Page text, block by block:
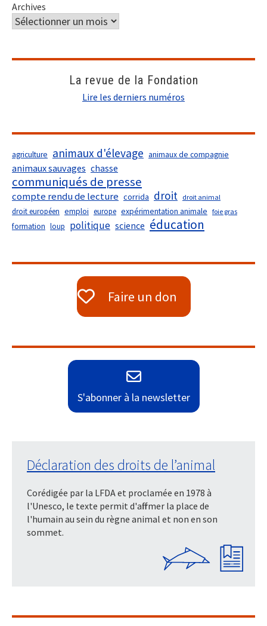
Archives
La revue de la Fondation
Lire les derniers numéros
agriculture animaux d'élevage animaux de compagnie
animaux sauvages chasse
communiqués de presse
compte rendu de lecture corrida droit droit animal
droit européen emploi europe expérimentation animale foie gras
formation loup politique science éducation
Faire un don
S'abonner à la newsletter
Déclaration des droits de l’animal
Corédigée par la LFDA et proclamée en 1978 à
l'Unesco, le texte permit d'affirmer la place de
l'humain au sein du règne animal et non en son
sommet.